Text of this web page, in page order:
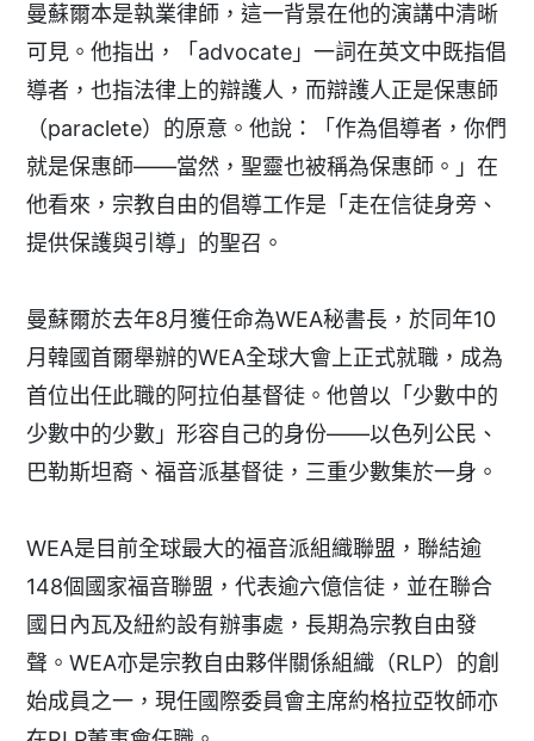
曼蘇爾本是執業律師，這一背景在他的演講中清晰
可見。他指出，「advocate」一詞在英文中既指倡
導者，也指法律上的辯護人，而辯護人正是保惠師
（paraclete）的原意。他說：「作為倡導者，你們
就是保惠師——當然，聖靈也被稱為保惠師。」在
他看來，宗教自由的倡導工作是「走在信徒身旁、
提供保護與引導」的聖召。
曼蘇爾於去年8月獲任命為WEA秘書長，於同年10
月韓國首爾舉辦的WEA全球大會上正式就職，成為
首位出任此職的阿拉伯基督徒。他曾以「少數中的
少數中的少數」形容自己的身份——以色列公民、
巴勒斯坦裔、福音派基督徒，三重少數集於一身。
WEA是目前全球最大的福音派組織聯盟，聯結逾
148個國家福音聯盟，代表逾六億信徒，並在聯合
國日內瓦及紐約設有辦事處，長期為宗教自由發
聲。WEA亦是宗教自由夥伴關係組織（RLP）的創
始成員之一，現任國際委員會主席約格拉亞牧師亦